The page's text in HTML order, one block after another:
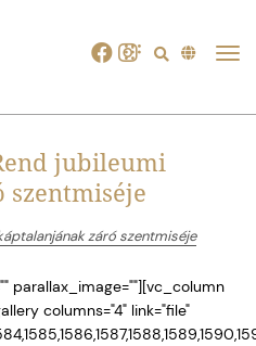
jubileumi
szentmiséje
záró szentmiséje
parallax_image=""][vc_column
columns="4" link="file"